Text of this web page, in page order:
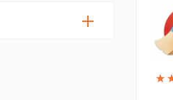
★
★